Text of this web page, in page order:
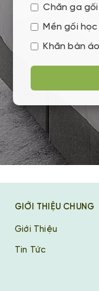
Chăn ga
Mền gối học
Khăn bàn
GIỚI THIỆU CHUNG
Giới Thiệu
Tin Tức